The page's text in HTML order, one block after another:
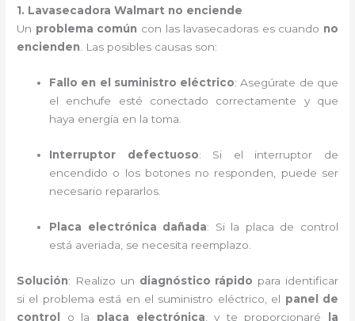
1. Lavasecadora Walmart no enciende
Un problema común con las lavasecadoras es cuando no
encienden. Las posibles causas son:
Fallo en el suministro eléctrico: Asegúrate de que
el enchufe esté conectado correctamente y que
haya energía en la toma.
Interruptor defectuoso: Si el interruptor de
encendido o los botones no responden, puede ser
necesario repararlos.
Placa electrónica dañada: Si la placa de control
está averiada, se necesita reemplazo.
Solución: Realizo un diagnóstico rápido para identificar
si el problema está en el suministro eléctrico, el panel de
control
o la placa electrónica , y te proporcionaré la